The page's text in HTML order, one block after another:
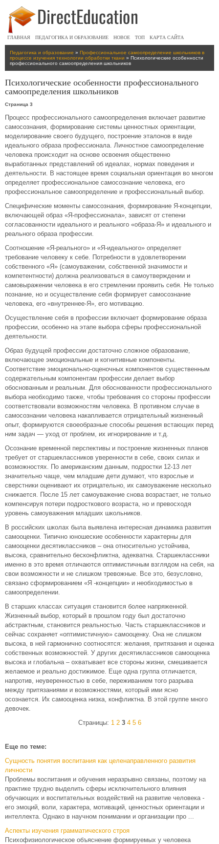
ГЛАВНАЯ ПЕДАГОГИКА И ОБРАЗОВАНИЕ НОВОЕ ТОП КАРТА САЙТА
Педагогика и образование » Профессиональное самоопределение школьников в
процессе изучения технологии обработки ткани » Психологические особенности
профессионального самоопределения школьников
Психологические особенности профессионального
самоопределения школьников
Страница 3
Процесс профессионального самоопределения включает развитие
самосознания, формирование системы ценностных ориентации,
моделирование своего будущего, построение эталонов в виде
идеального образа профессионала. Личностное самоопределение
человека происходит на основе освоения общественно
выработанных представлений об идеалах, нормах поведения и
деятельности. В настоящее время социальная ориентация во многом
определяет профессиональное самосознание человека, его
профессиональное самоопределение и профессиональный выбор.
Специфические моменты самосознания, формирование Я-концепции,
включающей образ «Я-профессионала», зависят от степени
согласованности идеального и реального «образа-Я» и идеального и
реального образа профессии.
Соотношение «Я-реального» и «Я-идеального» определяет
требование человеку к себе. Потребности в удовлетворении
собственного «Я» (самоуважении, собственной значимости и
компетентности) должна реализоваться в самоутверждении и
самовыражении человека в его стремлении проявить себя. Не только
познание, но и осуществление себя формирует самосознание
человека, его «внутреннее-Я», его мотивацию.
Осуществление себя в профессии включает формирование образа
профессии, особенно на этапе выбора сферы профессиональной
деятельности.
Образ будущей профессии достаточно сложное образование,
включающее эмоциональные и когнитивные компоненты.
Соответствие эмоционально-оценочных компонентов существенным
содержательным компонентам профессии делает выбор
обоснованным и реальным. Для обоснованности профессионального
выбора необходимо также, чтобы требования со стороны профессии
соответствовали возможностям человека. В противном случае в
самосознании человека накапливается отрицательный жизненный
опыт, формируются своеобразные способы решения встающих перед
ним задач — уход от проблем, их игнорирование и т.д.
Осознание временной перспективы и построение жизненных планов
требует от старшеклассников уверенности в себе, своих силах и
возможностях. По американским данным, подростки 12-13 лет
значительно чаще, чем младшие дети думают, что взрослые и
сверстники оценивают их отрицательно, их самоуважение несколько
снижается. После 15 лет самоуважение снова возрастает, не только
компенсируя потери подросткового возраста, но и превосходя
уровень самоуважения младших школьников.
В российских школах была выявлена интересная динамика развития
самооценки. Типично юношеские особенности характерны для
самооценки десятиклассников – она относительно устойчива,
высока, сравнительно бесконфликтна, адекватна. Старшеклассники
именно в это время отличаются оптимистичным взглядом на себя, на
свои возможности и не слишком тревожные. Все это, безусловно,
связано сформированием «Я -концепции» и необходимостью в
самоопределении.
В старших классах ситуация становится более напряженной.
Жизненный выбор, который в прошлом году был достаточно
абстрактным, становится реальностью. Часть старшеклассников и
сейчас сохраняет «оптимистичную» самооценку. Она не слишком
высока, в ней гармонично соотносятся: желания, притязания и оценка
собственных возможностей. У других десятиклассников самооценка
высока и глобальна – охватывает все стороны жизни, смешивается
желаемое и реально достижимое. Еще одна группа отличается,
напротив, неуверенностью в себе, переживанием того разрыва
между притязаниями и возможностями, который ими ясно
осознается. Их самооценка низка, конфликтна. В этой группе много
девочек.
Страницы: 1 2 3 4 5 6
Еще по теме:
Сущность понятия воспитания как целенаправленного развития
личности
Проблемы воспитания и обучения неразрывно связаны, поэтому на
практике трудно выделить сферы исключительного влияния
обучающих и воспитательных воздействий на развитие человека -
его эмоций, воли, характера, мотиваций, ценностных ориентации и
интеллекта. Однако в научном понимании и организации про ...
Аспекты изучения грамматического строя
Психофизиологическое объяснение формируемых у человека